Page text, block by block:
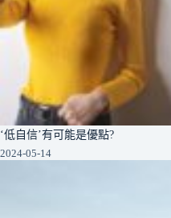
‘低自信’有可能是優點?
2024-05-14